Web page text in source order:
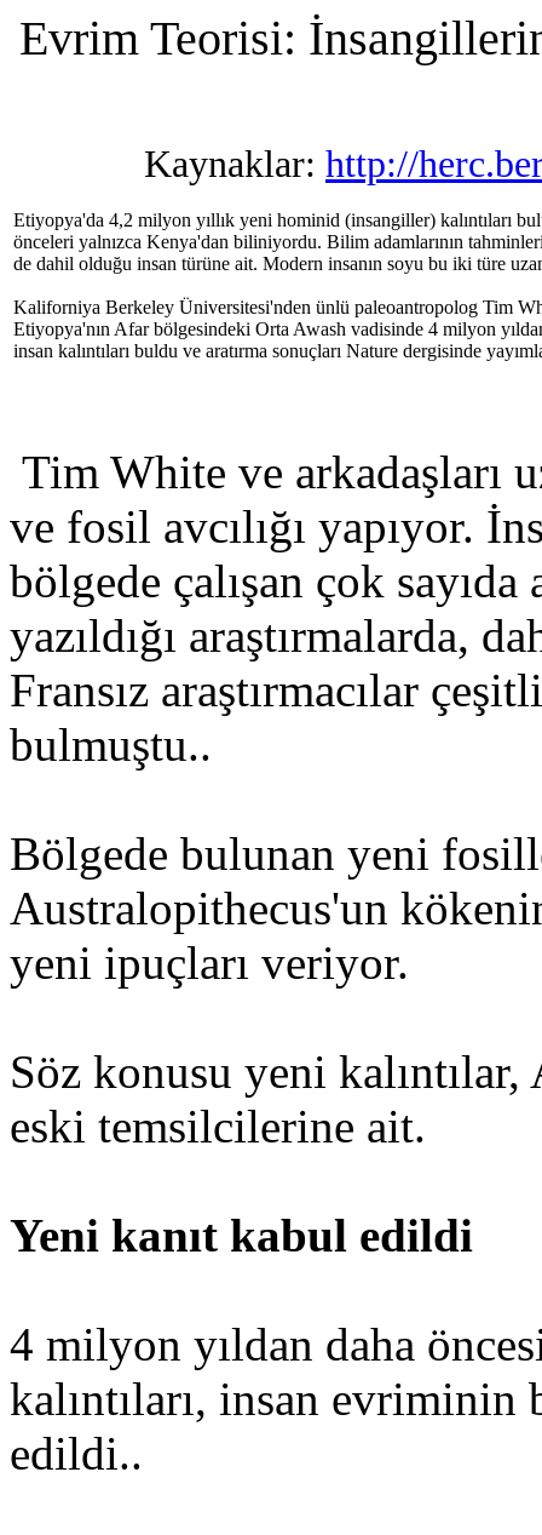
Evrim Teorisi:
Kaynaklar: http://
Etiyopya'da 4,2 milyon yıllık yeni hominid (insangiller) kalıntıları
önceleri yalnızca Kenya'dan biliniyordu. Bilim adamlarının
de dahil olduğu insan türüne ait. Modern insanın soyu bu iki türe
Kaliforniya Berkeley Üniversitesi'nden ünlü paleoantropolog Tim
Etiyopya'nın Afar bölgesindeki Orta Awash vadisinde 4 milyon
insan kalıntıları buldu ve aratırma sonuçları Nature dergisinde
Tim White ve arkadaşları
ve fosil avcılığı yapıyor.
bölgede çalışan çok
yazıldığı araştırmalarda,
Fransız araştırmacılar
bulmuştu..
Bölgede bulunan yeni
Australopithecus'un
yeni ipuçları veriyor.
Söz konusu yeni
eski temsilcilerine ait.
Yeni kanıt kabul edildi
4 milyon yıldan daha
kalıntıları, insan
edildi..